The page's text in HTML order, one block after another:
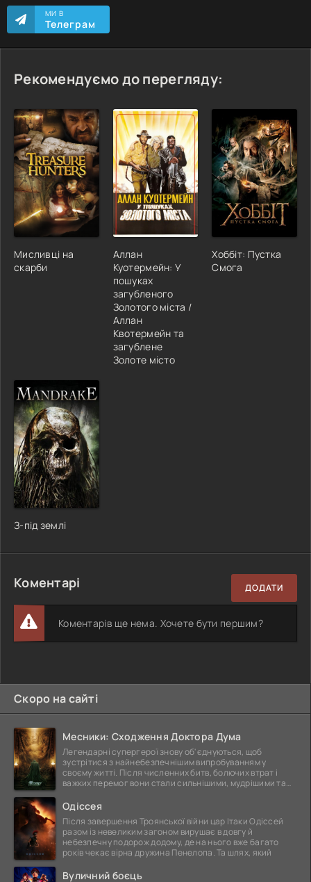
МИ В
Телеграм
Рекомендуємо до перегляду:
Мисливці на
скарби
Аллан
Куотермейн: У
пошуках
загубленого
Золотого міста /
Аллан
Квотермейн та
загублене
Золоте місто
Хоббіт: Пустка
Смога
З-під землі
Коментарі ДОДАТИ
Коментарів ще нема. Хочете бути першим?
Скоро на сайті
Месники: Сходження Доктора Дума
Легендарні супергерої знову об'єднуються, щоб
зустрітися з найнебезпечнішим випробуванням у
своєму житті. Після численних битв, болючих втрат і
важких перемог вони стали сильнішими, мудрішими та
Одіссея
Після завершення Троянської війни цар Ітаки Одіссей
разом із невеликим загоном вирушає в довгу й
небезпечну подорож додому, де на нього вже багато
років чекає вірна дружина Пенелопа. Та шлях, який
Вуличний боєць